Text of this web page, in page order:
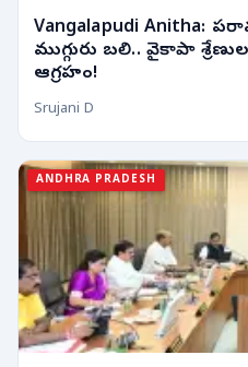
Vangalapudi Anitha:
ముగ్గురు బలి.. వైకాపా
ఆగ్రహం!
Srujani D
ANDHRA PRADESH